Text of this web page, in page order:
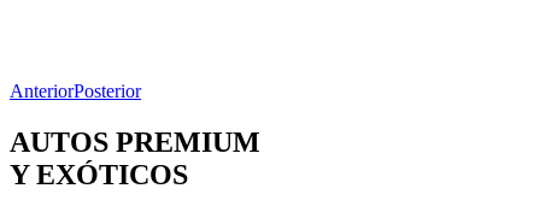
AnteriorPosterior
AUTOS PREMIUM
Y EXÓTICOS